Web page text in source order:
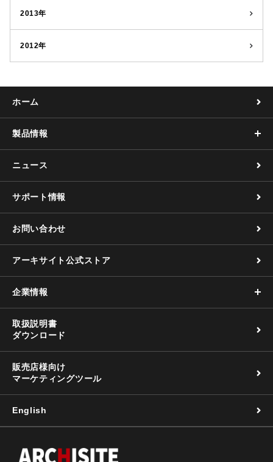
2013年
2012年
ホーム
製品情報
ニュース
サポート情報
お問い合わせ
アーキサイト公式ストア
企業情報
取扱説明書
ダウンロード
販売店様向け
マーケティングツール
English